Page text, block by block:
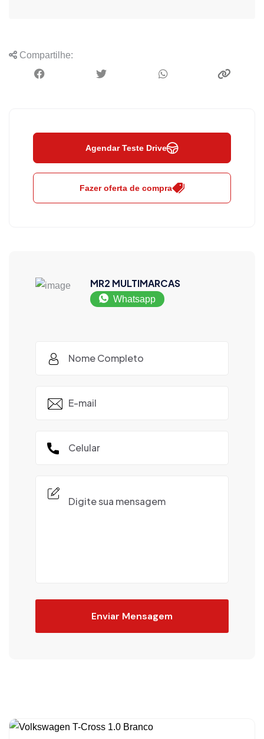
Compartilhe:
Agendar Teste Drive
Fazer oferta de compra
MR2 MULTIMARCAS
Whatsapp
Enviar Mensagem